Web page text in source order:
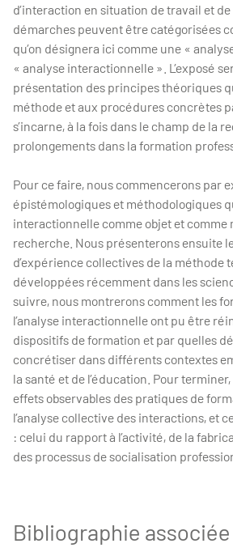
d’interaction en situation de travail et
démarches peuvent être catégorisées
qu’on désignera ici comme une «
« analyse interactionnelle ». L’exposé
présentation des principes théoriques
méthode et aux procédures concrètes
s’incarne, à la fois dans le champ de la
prolongements dans la formation
Pour ce faire, nous commencerons par
épistémologiques et méthodologiques
interactionnelle comme objet et comme
recherche. Nous présenterons ensuite
d’expérience collectives de la méthode
développées récemment dans les
suivre, nous montrerons comment les
l’analyse interactionnelle ont pu être
dispositifs de formation et par quelles
concrétiser dans différents contextes
la santé et de l’éducation. Pour
effets observables des pratiques de
l’analyse collective des interactions, et
: celui du rapport à l’activité, de la
des processus de socialisation
Bibliographie